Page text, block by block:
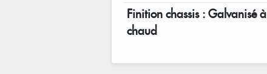
Finition chassis : Galvanisé à
chaud